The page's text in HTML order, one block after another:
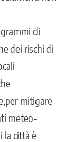
di
dei rischi di
mitigare
meteo-
la città è